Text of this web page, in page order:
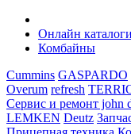
Онлайн
Комбайны
Cummins GASPARDO
Overum refresh
Сервис и ремонт john
LEMKEN Deutz